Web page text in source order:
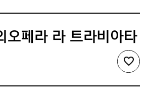
오페라 라 트라비아타